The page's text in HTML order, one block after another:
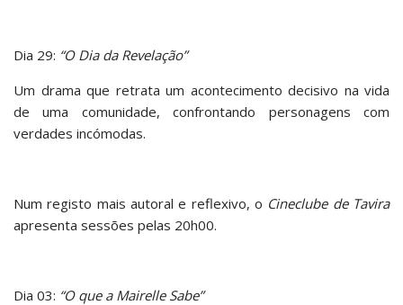
Dia 29: “O Dia da Revelação”
Um drama que retrata um acontecimento decisivo na vida
de uma comunidade, confrontando personagens com
verdades incómodas.
Num registo mais autoral e reflexivo, o Cineclube de Tavira
apresenta sessões pelas 20h00.
Dia 03: “O que a Mairelle Sabe”